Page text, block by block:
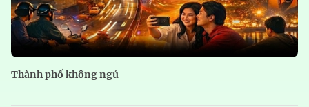
Thành phố không ngủ